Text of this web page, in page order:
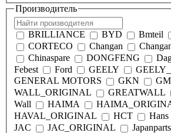
Производитель
BRILLIANCE BYD Bmteil
CORTECO
Changan
Chinaspare
DONGFENG
Febest
Ford GEELY
GENERAL MOTORS
GKN
WALL_ORIGINAL
GREATWALL
Wall
HAIMA
HAVAL_ORIGINAL
HCT Hans
JAC
JAC_ORIGINAL Japanparts